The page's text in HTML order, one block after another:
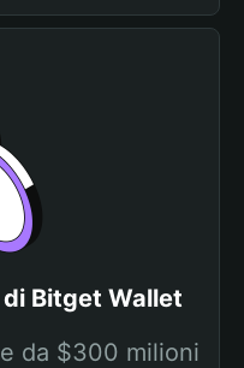
Bitget Wallet
da $300 milioni